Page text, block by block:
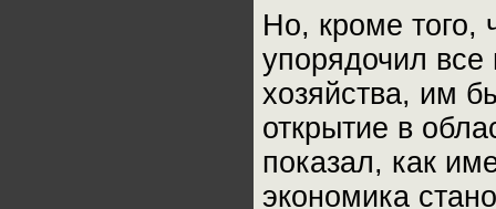
Но, кроме того,
упорядочил все
хозяйства, им
открытие в
показал, как
экономика